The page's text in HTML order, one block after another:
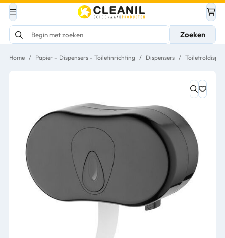
Zoeken
Home / Papier – Dispensers - Toiletinrichting / Dispensers /